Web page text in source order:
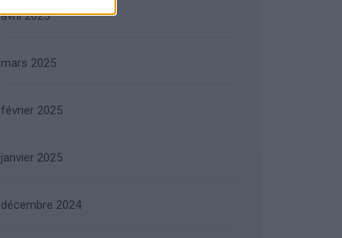
avril 2025
mars 2025
février 2025
janvier 2025
décembre 2024